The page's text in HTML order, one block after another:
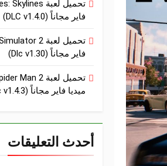
فاير مجاناً (DLC v1.4.0)
فاير مجاناً (Dlc v1.30)
ميديا فاير مجاناً (Dlc v1.4.3)
أحدث التعليقات